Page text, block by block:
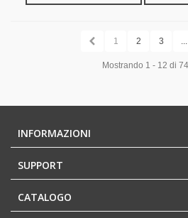
1 2 3
Mostrando 1 - 12 di
INFORMAZIONI
SUPPORT
CATALOGO